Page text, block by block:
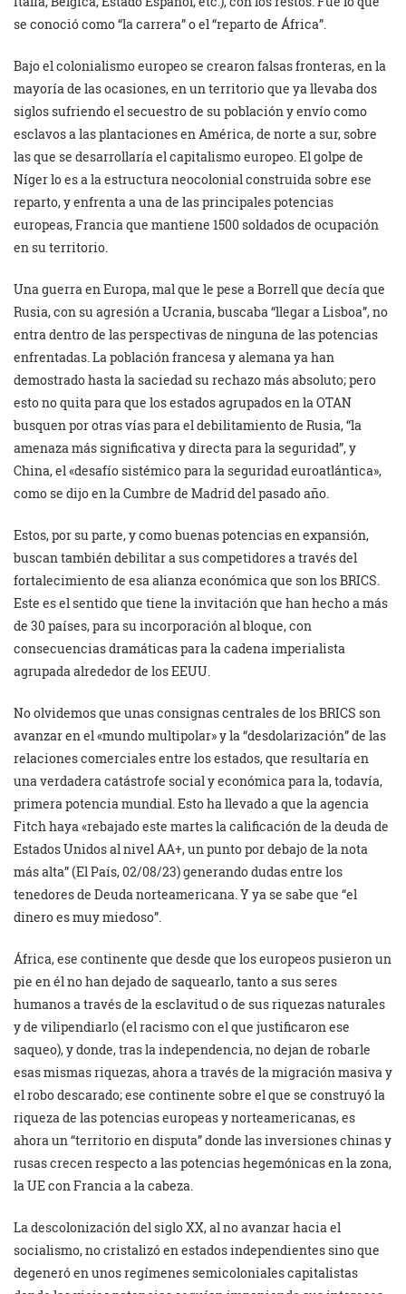
se conoció como “la carrera” o el “reparto de África”.
Bajo el colonialismo europeo se crearon falsas fronteras, en la
mayoría de las ocasiones, en un territorio que ya llevaba dos
siglos sufriendo el secuestro de su población y envío como
esclavos a las plantaciones en América, de norte a sur, sobre
las que se desarrollaría el capitalismo europeo. El golpe de
Níger lo es a la estructura neocolonial construida sobre ese
reparto, y enfrenta a una de las principales potencias
europeas, Francia que mantiene 1500 soldados de ocupación
en su territorio.
Una guerra en Europa, mal que le pese a Borrell que decía que
Rusia, con su agresión a Ucrania, buscaba “llegar a Lisboa”, no
entra dentro de las perspectivas de ninguna de las potencias
enfrentadas. La población francesa y alemana ya han
demostrado hasta la saciedad su rechazo más absoluto; pero
esto no quita para que los estados agrupados en la OTAN
busquen por otras vías para el debilitamiento de Rusia, “la
amenaza más significativa y directa para la seguridad”, y
China, el «desafío sistémico para la seguridad euroatlántica»,
como se dijo en la Cumbre de Madrid del pasado año.
Estos, por su parte, y como buenas potencias en expansión,
buscan también debilitar a sus competidores a través del
fortalecimiento de esa alianza económica que son los BRICS.
Este es el sentido que tiene la invitación que han hecho a más
de 30 países, para su incorporación al bloque, con
consecuencias dramáticas para la cadena imperialista
agrupada alrededor de los EEUU.
No olvidemos que unas consignas centrales de los BRICS son
avanzar en el «mundo multipolar» y la “desdolarización” de las
relaciones comerciales entre los estados, que resultaría en
una verdadera catástrofe social y económica para la, todavía,
primera potencia mundial. Esto ha llevado a que la agencia
Fitch haya «rebajado este martes la calificación de la deuda de
Estados Unidos al nivel AA+, un punto por debajo de la nota
más alta” (El País, 02/08/23) generando dudas entre los
tenedores de Deuda norteamericana. Y ya se sabe que “el
dinero es muy miedoso”.
África, ese continente que desde que los europeos pusieron un
pie en él no han dejado de saquearlo, tanto a sus seres
humanos a través de la esclavitud o de sus riquezas naturales
y de vilipendiarlo (el racismo con el que justificaron ese
saqueo), y donde, tras la independencia, no dejan de robarle
esas mismas riquezas, ahora a través de la migración masiva y
el robo descarado; ese continente sobre el que se construyó la
riqueza de las potencias europeas y norteamericanas, es
ahora un “territorio en disputa” donde las inversiones chinas y
rusas crecen respecto a las potencias hegemónicas en la zona,
la UE con Francia a la cabeza.
La descolonización del siglo XX, al no avanzar hacia el
socialismo, no cristalizó en estados independientes sino que
degeneró en unos regímenes semicoloniales capitalistas